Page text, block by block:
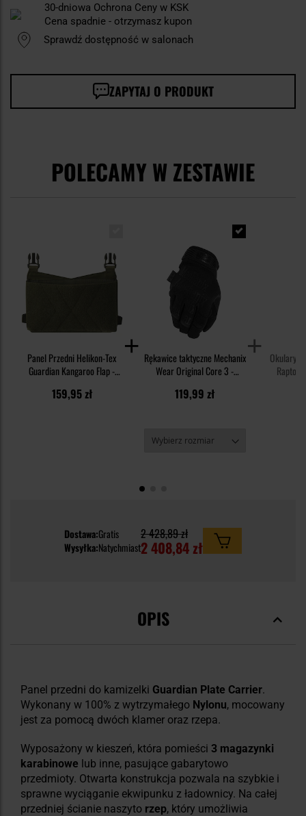
30-dniowa Ochrona Ceny w KSK
Cena spadnie - otrzymasz kupon
Sprawdź dostępność w salonach
ZAPYTAJ O PRODUKT
POLECAMY W ZESTAWIE
Panel Przedni Helikon-Tex
Guardian Kangaroo Flap -
159,95 zł
Rękawice taktyczne Mechanix
Wear Original Core 3 -
119,99 zł
Okulary
Raptor
Dostawa:Gratis
Wysyłka:Natychmiast
2 428,89 zł
2 408,84 zł
OPIS
Panel przedni do kamizelki Guardian Plate Carrier.
Wykonany w 100% z wytrzymałego Nylonu, mocowany
jest za pomocą dwóch klamer oraz rzepa.
Wyposażony w kieszeń, która pomieści 3 magazynki
karabinowe lub inne, pasujące gabarytowo
przedmioty. Otwarta konstrukcja pozwala na szybkie i
sprawne wyciąganie ekwipunku z ładownicy. Na całej
przedniej ścianie naszyto rzep, który umożliwia